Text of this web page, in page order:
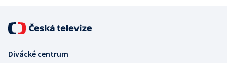
Divácké centrum